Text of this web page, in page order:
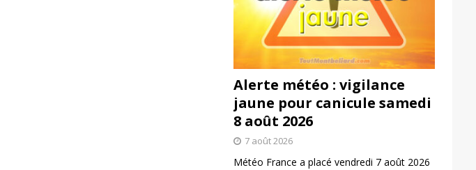
Alerte météo : vigilance
jaune pour canicule samedi
8 août 2026
7 août 2026
Météo France a placé vendredi 7 août 2026